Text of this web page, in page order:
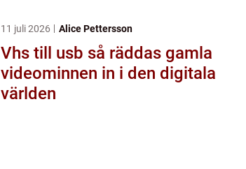
11 juli 2026 Alice Pettersson
Vhs till usb så räddas gamla
videominnen in i den digitala
världen